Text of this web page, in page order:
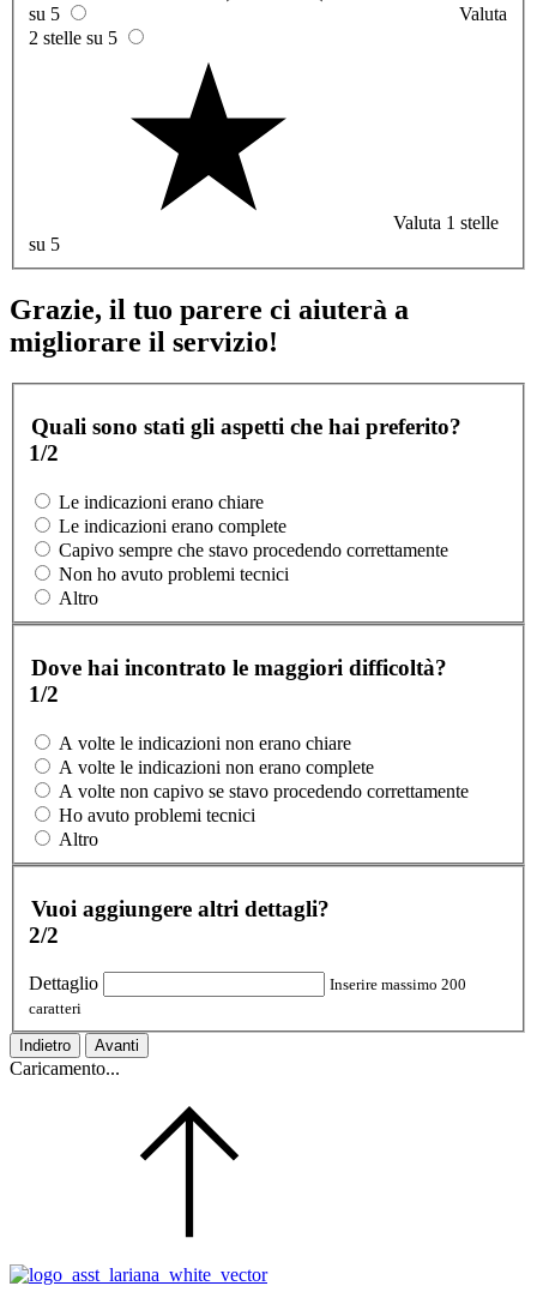
su 5
Valuta
2 stelle su 5
Valuta 1 stelle
su 5
Grazie, il tuo parere ci aiuterà a
migliorare il servizio!
Quali sono stati gli aspetti che hai preferito?
1/2
Le indicazioni erano chiare
Le indicazioni erano complete
Capivo sempre che stavo procedendo correttamente
Non ho avuto problemi tecnici
Altro
Dove hai incontrato le maggiori difficoltà?
1/2
A volte le indicazioni non erano chiare
A volte le indicazioni non erano complete
A volte non capivo se stavo procedendo correttamente
Ho avuto problemi tecnici
Altro
Vuoi aggiungere altri dettagli?
2/2
Dettaglio
Inserire massimo 200
caratteri
Indietro Avanti
Caricamento...